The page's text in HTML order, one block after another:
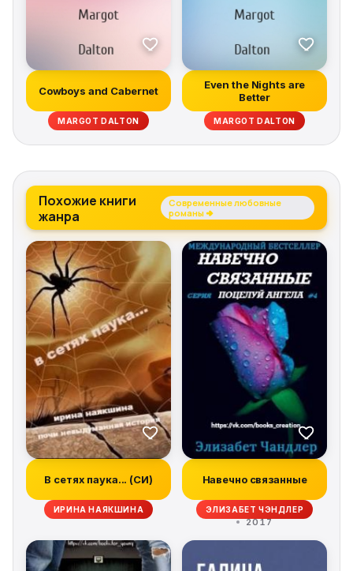
Cowboys and Cabernet
MARGOT DALTON
Even the Nights are
Better
MARGOT DALTON
Похожие книги
жанра
Современные любовные
романы →
В сетях паука... (СИ)
ИРИНА НАЯКШИНА
Навечно связанные
ЭЛИЗАБЕТ ЧЭНДЛЕР
2017